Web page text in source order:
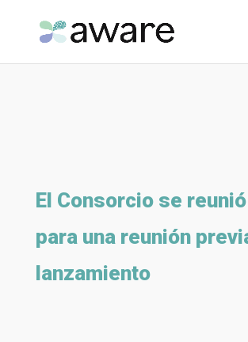
El Consorcio se
para una reunión
lanzamiento